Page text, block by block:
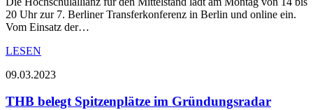
20 Uhr zur 7. Berliner Transferkonferenz in Berlin und online ein.
Vom Einsatz der…
LESEN
09.03.2023
THB belegt Spitzenplätze im Gründungsradar